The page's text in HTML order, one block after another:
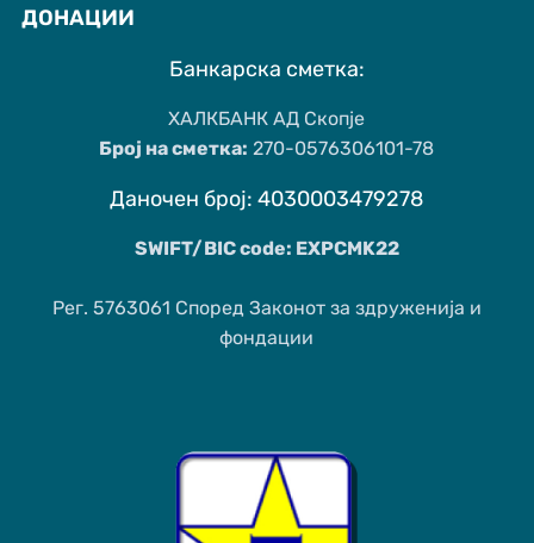
ДОНАЦИИ
Банкарска сметка:
ХАЛКБАНК АД Скопје
Број на сметка: 270-0576306101-78
Даночен број: 4030003479278
SWIFT/BIC code: EXPCMK22
Рег. 5763061 Според Законот за здруженија и
фондации